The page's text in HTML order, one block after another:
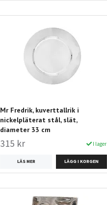
Mr Fredrik, kuverttallrik i
nickelpläterat stål, slät,
diameter 33 cm
315 kr I lager
LÄS MER